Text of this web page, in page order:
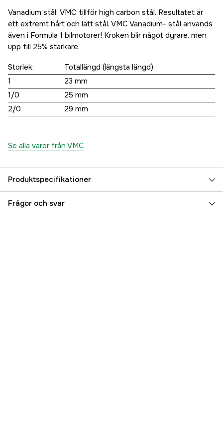
Vanadium stål: VMC tillför high carbon stål. Resultatet är
ett extremt hårt och lätt stål. VMC Vanadium- stål används
även i Formula 1 bilmotorer! Kroken blir något dyrare, men
upp till 25% starkare.
Storlek:
Totallängd (längsta längd):
1
23 mm
1/0
25 mm
2/0
29 mm
Se alla varor från VMC
Produktspecifikationer
Referensnummer 5000005536
Frågor och svar